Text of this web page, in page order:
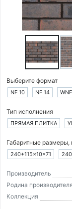
Выберите формат
NF 10 NF 14
Тип исполнения
ПРЯМАЯ ПЛИТКА
Габаритные размеры,
240+115×10×71
Производитель
Родина производителя
Коллекция